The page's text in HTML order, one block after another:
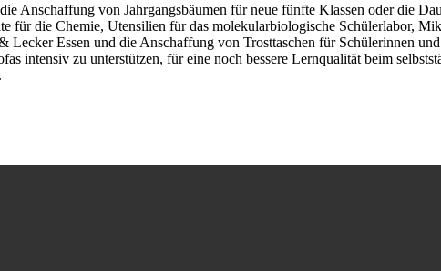
Anschaffung von Jahrgangsbäumen für neue fünfte Klassen oder die
für die Chemie, Utensilien für das molekularbiologische Schülerlabor,
Essen und die Anschaffung von Trosttaschen für Schülerinnen
intensiv zu unterstützen, für eine noch bessere Lernqualität beim